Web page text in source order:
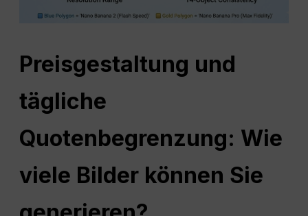
Preisgestaltung und
tägliche
Quotenbegrenzung: Wie
viele Bilder können Sie